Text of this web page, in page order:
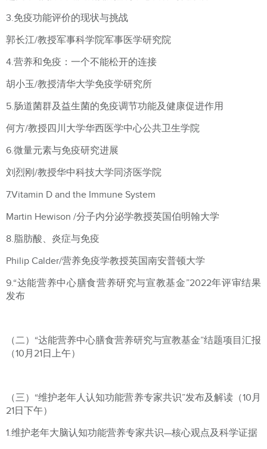
3.免疫功能评价的现状与挑战
郭长江/教授军事科学院军事医学研究院
4.营养和免疫：一个不能松开的连接
胡小玉/教授清华大学免疫学研究所
5.肠道菌群及益生菌的免疫调节功能及健康促进作用
何方/教授四川大学华西医学中心公共卫生学院
6.微量元素与免疫研究进展
刘烈刚/教授华中科技大学同济医学院
7.Vitamin D and the Immune System
Martin Hewison /分子内分泌学教授英国伯明翰大学
8.脂肪酸、炎症与免疫
Philip Calder/营养免疫学教授英国南安普顿大学
9.“达能营养中心膳食营养研究与宣教基金”2022年评审结果
发布
（二）“达能营养中心膳食营养研究与宣教基金”结题项目汇报
（10月21日上午）
（三）“维护老年人认知功能营养专家共识”发布及解读（10月
21日下午）
1.维护老年大脑认知功能营养专家共识—核心观点及科学证据